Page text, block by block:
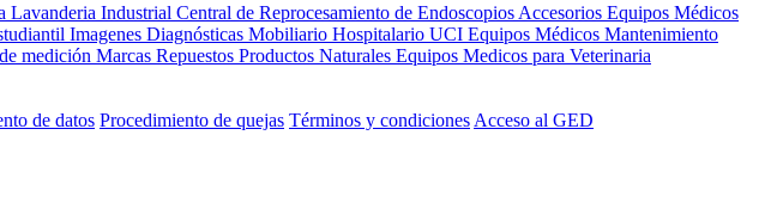
Lavanderia Industrial Central de Reprocesamiento de Endoscopios Accesorios Equipos Médicos
Imagenes Diagnósticas Mobiliario Hospitalario UCI Equipos Médicos Mantenimiento
medición Marcas Repuestos Productos Naturales Equipos Medicos para Veterinaria
de datos Procedimiento de quejas Términos y condiciones Acceso al GED